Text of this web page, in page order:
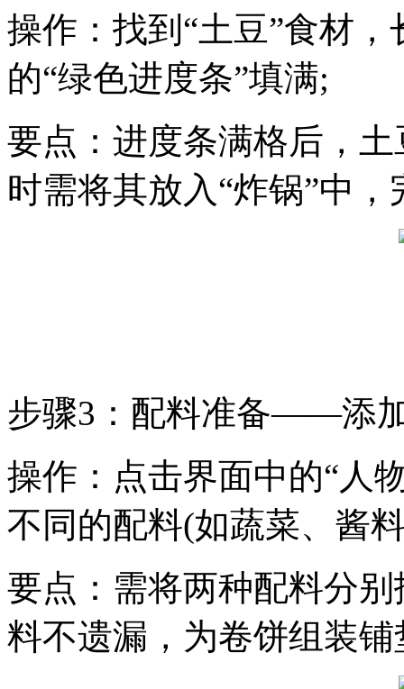
操作：找到“土豆”食材
的“绿色进度条”填满;
要点：进度条满格后，
时需将其放入“炸锅”中
步骤3：配料准备——添
操作：点击界面中的“人
不同的配料(如蔬菜、酱
要点：需将两种配料分
料不遗漏，为卷饼组装铺